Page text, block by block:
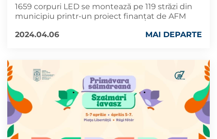
1659 corpuri LED se montează pe 119 străzi din
municipiu printr-un proiect finanțat de AFM
2024.04.06
MAI DEPARTE